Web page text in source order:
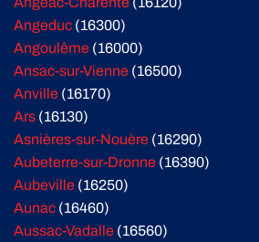
Angeduc (16300)
Angoulême (16000)
Ansac-sur-Vienne (16500)
Anville (16170)
Ars (16130)
Asnières-sur-Nouère (16290)
Aubeterre-sur-Dronne (16390)
Aubeville (16250)
Aunac (16460)
Aussac-Vadalle (16560)